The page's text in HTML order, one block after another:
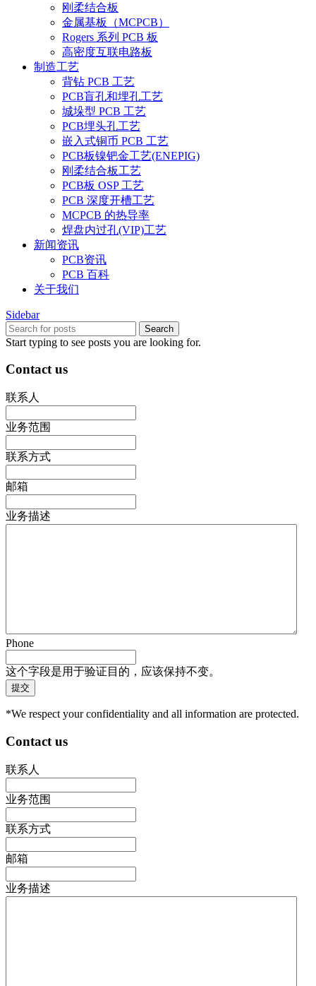
刚柔结合板
金属基板（MCPCB）
Rogers 系列 PCB 板
高密度互联电路板
制造工艺
背钻 PCB 工艺
PCB盲孔和埋孔工艺
城垛型 PCB 工艺
PCB埋头孔工艺
嵌入式铜币 PCB 工艺
PCB板镍钯金工艺(ENEPIG)
刚柔结合板工艺
PCB板 OSP 工艺
PCB 深度开槽工艺
MCPCB 的热导率
焊盘内过孔(VIP)工艺
新闻资讯
PCB资讯
PCB 百科
关于我们
Sidebar
Search
Start typing to see posts you are looking for.
Contact us
联系人
业务范围
联系方式
邮箱
业务描述
Phone
这个字段是用于验证目的，应该保持不变。
*We respect your confidentiality and all information are protected.
Contact us
联系人
业务范围
联系方式
邮箱
业务描述